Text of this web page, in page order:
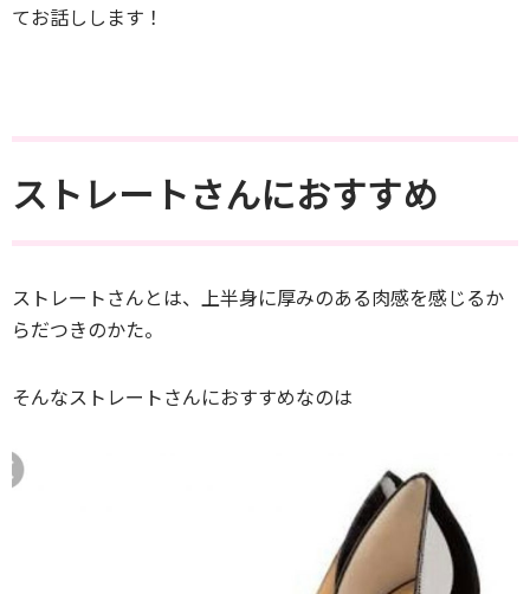
てお話しします！
ストレートさんにおすすめ
ストレートさんとは、上半身に厚みのある肉感を感じるか
らだつきのかた。
そんなストレートさんにおすすめなのは